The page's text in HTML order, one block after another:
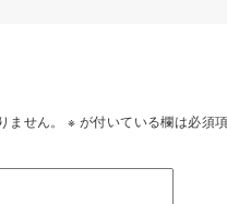
せん。 ※ が付いている欄は必須